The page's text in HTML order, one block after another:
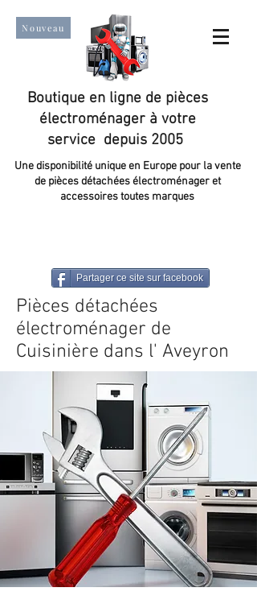
Nouveau
Boutique en ligne de pièces
électroménager à votre
service depuis 2005
Une disponibilité unique en Europe pour la vente
de pièces détachées électroménager et
accessoires toutes marques
Partager ce site sur facebook
Pièces détachées
électroménager de
Cuisinière dans l' Aveyron